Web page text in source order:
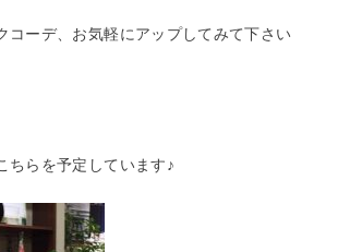
コーデ、お気軽にアップしてみて下さい
ちらを予定しています♪